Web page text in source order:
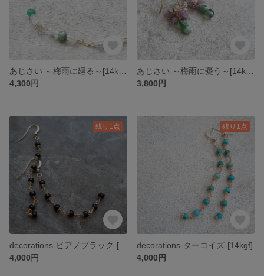
4,300円
3,800円
残り1点
4,000円
残り1点
decorations-ターコイズ-[14kgf]
4,000円